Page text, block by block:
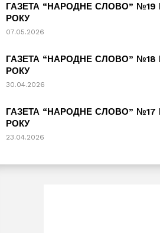
ГАЗЕТА “НАРОДНЕ СЛОВО” №19
РОКУ
07.05.2026
ГАЗЕТА “НАРОДНЕ СЛОВО” №18
РОКУ
30.04.2026
ГАЗЕТА “НАРОДНЕ СЛОВО” №17
РОКУ
23.04.2026